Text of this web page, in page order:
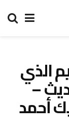
الذي
–
أحمد